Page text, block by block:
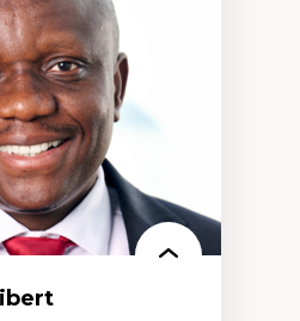
offre active et
en contexte
sur le handicap, la
et les injustices
et réalités 2SLGBTQ+
et approches
anti-oppressive
critique
aidance, famille
mutuel
groupe, communautaire,
avec, pour et avec
primauté de la personne